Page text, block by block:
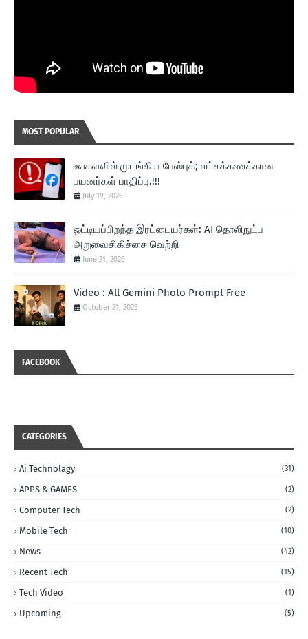
MOST POPULAR
உலகளவில் முடங்கிய பேஸ்புக்; லட்சக்கணக்கான
பயனர்கள் பாதிப்பு.!!!
July 19, 2026
ஒட்டியப்பிறந்த இரட்டையர்கள்: AI தொலிநுட்ப
அறுவைசிகிச்சை வெற்றி
June 21, 2026
Video : All Gemini Photo Prompt Free
October 21, 2025
FACEBOOK
CATEGORIES
Ai Technolagy (31)
APPS & GAMES (2)
Computer Tech (2)
Mobile Tech (10)
News (42)
Recent Tech (15)
Tech Video (1)
Upcoming (5)